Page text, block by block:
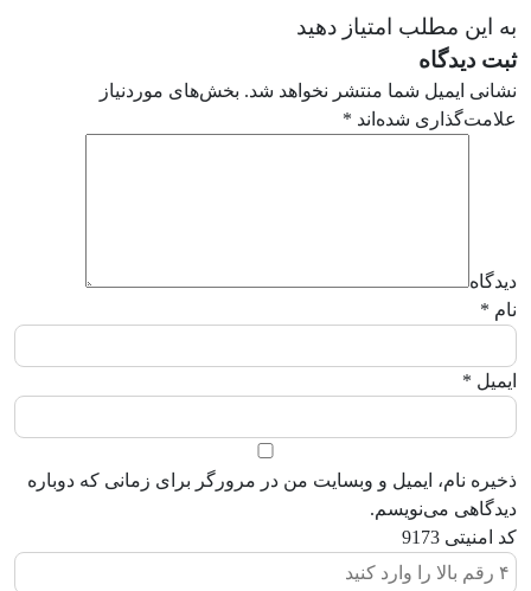
به این مطلب امتیاز دهید
ثبت دیدگاه
نشانی ایمیل شما منتشر نخواهد شد. بخش‌های موردنیاز
علامت‌گذاری شده‌اند *
دیدگاه
نام *
ایمیل *
ذخیره نام، ایمیل و وبسایت من در مرورگر برای زمانی که دوباره
دیدگاهی می‌نویسم.
کد امنیتی 9173